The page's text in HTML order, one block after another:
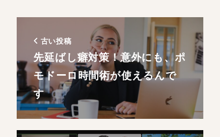
古い投稿
先延ばし癖対策！意外にも、ポ
モドーロ時間術が使えるんで
す